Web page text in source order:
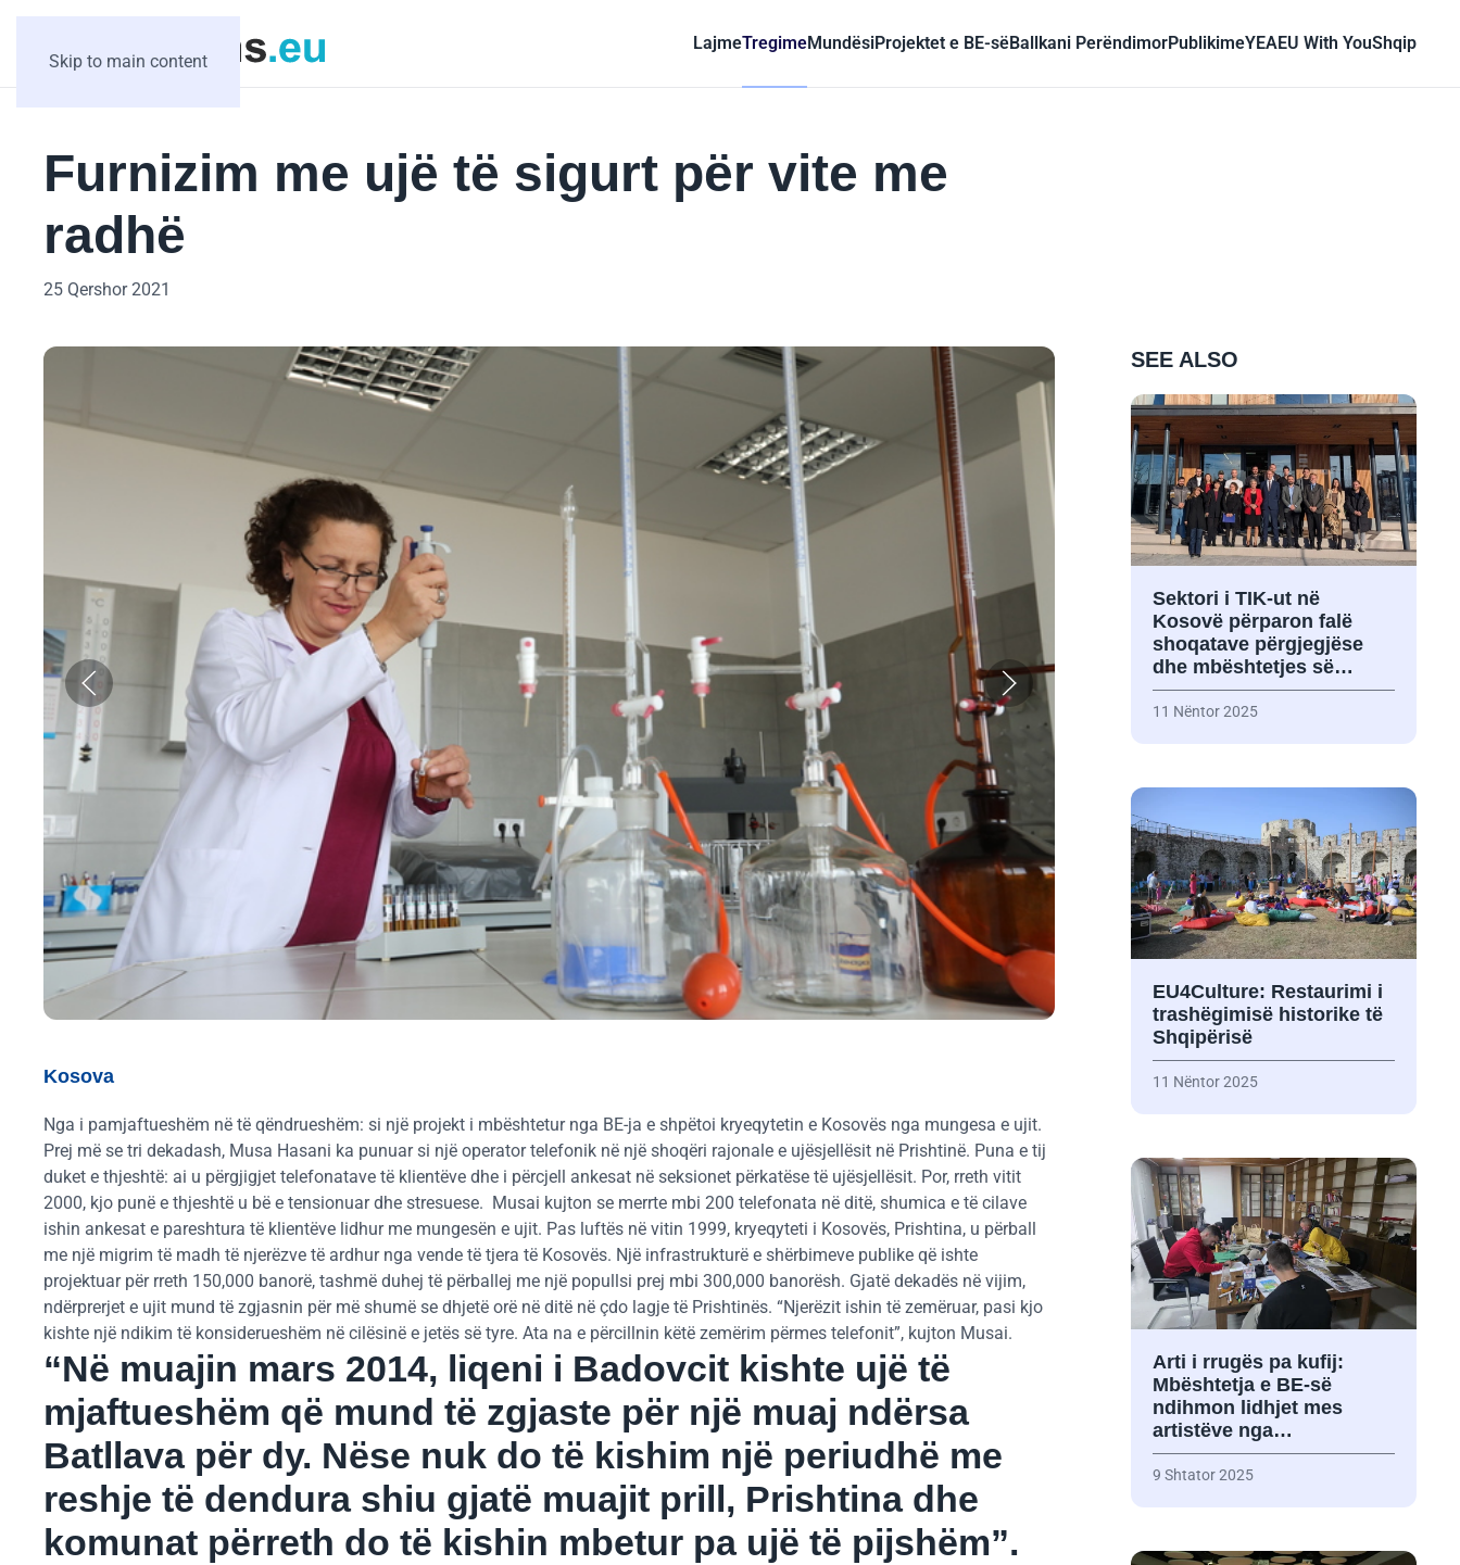
Skip to main content
LajmeTregimeMundësiProjektet e BE-sëBallkani PerëndimorPublikimeYEAEU With YouShqip
Furnizim me ujë të sigurt për vite me
radhë
25 Qershor 2021
Kosova
Nga i pamjaftueshëm në të qëndrueshëm: si një projekt i mbështetur nga BE-ja e shpëtoi kryeqytetin e Kosovës nga mungesa e ujit.
Prej më se tri dekadash, Musa Hasani ka punuar si një operator telefonik në një shoqëri rajonale e ujësjellësit në Prishtinë. Puna e tij
duket e thjeshtë: ai u përgjigjet telefonatave të klientëve dhe i përcjell ankesat në seksionet përkatëse të ujësjellësit. Por, rreth vitit
2000, kjo punë e thjeshtë u bë e tensionuar dhe stresuese. Musai kujton se merrte mbi 200 telefonata në ditë, shumica e të cilave
ishin ankesat e pareshtura të klientëve lidhur me mungesën e ujit. Pas luftës në vitin 1999, kryeqyteti i Kosovës, Prishtina, u përball
me një migrim të madh të njerëzve të ardhur nga vende të tjera të Kosovës. Një infrastrukturë e shërbimeve publike që ishte
projektuar për rreth 150,000 banorë, tashmë duhej të përballej me një popullsi prej mbi 300,000 banorësh. Gjatë dekadës në vijim,
ndërprerjet e ujit mund të zgjasnin për më shumë se dhjetë orë në ditë në çdo lagje të Prishtinës. “Njerëzit ishin të zemëruar, pasi kjo
kishte një ndikim të konsiderueshëm në cilësinë e jetës së tyre. Ata na e përcillnin këtë zemërim përmes telefonit”, kujton Musai.
“Në muajin mars 2014, liqeni i Badovcit kishte ujë të
mjaftueshëm që mund të zgjaste për një muaj ndërsa
Batllava për dy. Nëse nuk do të kishim një periudhë me
reshje të dendura shiu gjatë muajit prill, Prishtina dhe
komunat përreth do të kishin mbetur pa ujë të pijshëm”.
SEE ALSO
Sektori i TIK-ut në
Kosovë përparon falë
shoqatave përgjegjëse
dhe mbështetjes së…
11 Nëntor 2025
EU4Culture: Restaurimi i
trashëgimisë historike të
Shqipërisë
11 Nëntor 2025
Arti i rrugës pa kufij:
Mbështetja e BE-së
ndihmon lidhjet mes
artistëve nga…
9 Shtator 2025